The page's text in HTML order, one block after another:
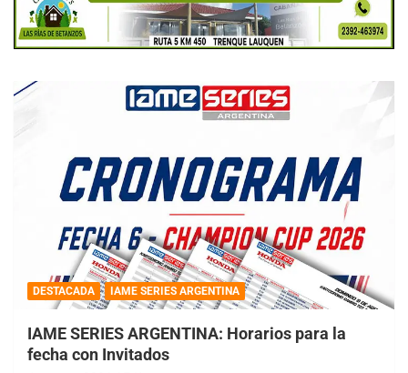
DESTACADA IAME SERIES ARGENTINA
IAME SERIES ARGENTINA: Horarios para la
fecha con Invitados